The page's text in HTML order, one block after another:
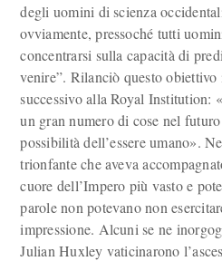
degli uomini di scienza
ovviamente, pressoché tutti
concentrarsi sulla capacità di
venire”. Rilanciò questo
successivo alla Royal Institution:
un gran numero di cose nel
possibilità dell’essere umano».
trionfante che aveva
cuore dell’Impero più vasto e
parole non potevano non
impressione. Alcuni se ne
Julian Huxley vaticinarono